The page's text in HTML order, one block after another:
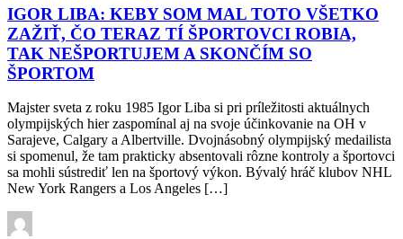
IGOR LIBA: KEBY SOM MAL TOTO VŠETKO
ZAŽIŤ, ČO TERAZ TÍ ŠPORTOVCI ROBIA,
TAK NEŠPORTUJEM A SKONČÍM SO
ŠPORTOM
Majster sveta z roku 1985 Igor Liba si pri príležitosti aktuálnych
olympijských hier zaspomínal aj na svoje účinkovanie na OH v
Sarajeve, Calgary a Albertville. Dvojnásobný olympijský medailista
si spomenul, že tam prakticky absentovali rôzne kontroly a športovci
sa mohli sústrediť len na športový výkon. Bývalý hráč klubov NHL
New York Rangers a Los Angeles […]